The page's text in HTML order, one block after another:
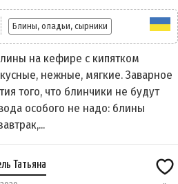
Блины, оладьи, сырники
на кефире с кипятком
нежные, мягкие. Заварное
того, что блинчики не будут
особого не надо: блины
Татьяна